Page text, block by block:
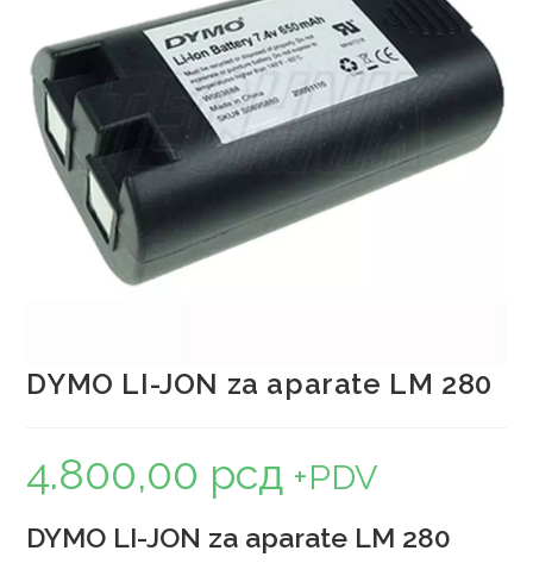
DYMO LI-JON za aparate LM 280
4.800,00 рсд +PDV
DYMO LI-JON za aparate LM 280